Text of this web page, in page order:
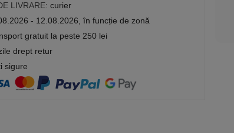
LIVRARE: curier
- 12.08.2026, în funcție de zonă
gratuit la peste 250 lei
drept retur
sigure